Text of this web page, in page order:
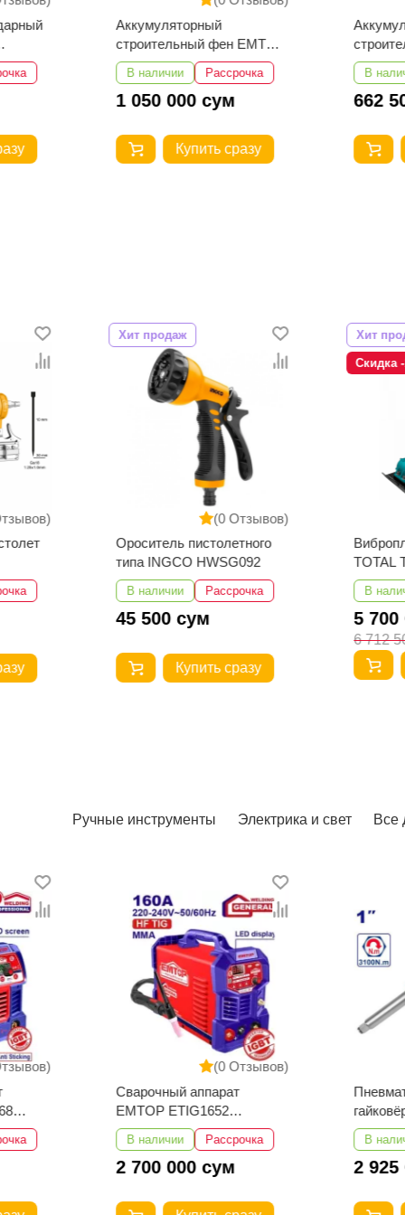
Аккумуляторный
строительный фен EMTOP
EHGN200318
В наличии Рассрочка
1 050 000 сум
Купить сразу
В
662
(0 Отзывов)
Хит продаж
Ороситель пистолетного
типа INGCO HWSG092
В наличии Рассрочка
45 500 сум
Купить сразу
Хит
Скидка
TOTAL
В
5 700
6 712
Ручные инструменты Электрика и свет Все
(0 Отзывов)
Сварочный аппарат
EMTOP ETIG1652
TIG/MMA
В наличии Рассрочка
2 700 000 сум
В
2 925